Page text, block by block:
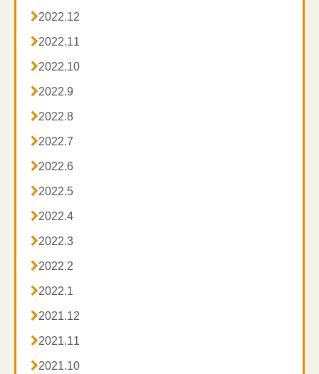
2022.12
2022.11
2022.10
2022.9
2022.8
2022.7
2022.6
2022.5
2022.4
2022.3
2022.2
2022.1
2021.12
2021.11
2021.10